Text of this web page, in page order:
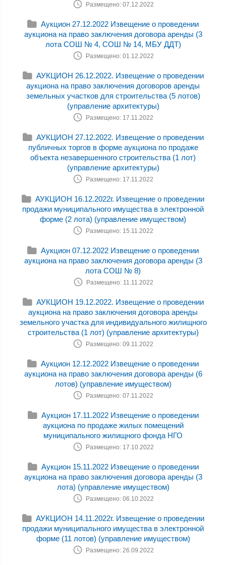
Размещено: 07.12.2022
Аукцион 27.12.2022 Извещение о проведении
аукциона на право заключения договора аренды (3
лота СОШ № 4, СОШ № 14, МБУ ДДТ)
Размещено: 01.12.2022
АУКЦИОН 26.12.2022. Извещение о проведении
аукциона на право заключения договоров аренды
земельных участков для строительства (5 лотов)
(управление архитектуры)
Размещено: 17.11.2022
АУКЦИОН 27.12.2022. Извещение о проведении
публичных торгов в форме аукциона по продаже
объекта незавершенного строительства (1 лот)
(управление архитектуры)
Размещено: 17.11.2022
АУКЦИОН 16.12.2022г. Извещение о проведении
продажи муниципального имущества в электронной
форме (2 лота) (управление имуществом)
Размещено: 15.11.2022
Аукцион 07.12.2022 Извещение о проведении
аукциона на право заключения договора аренды (3
лота СОШ № 8)
Размещено: 11.11.2022
АУКЦИОН 19.12.2022. Извещение о проведении
аукциона на право заключения договора аренды
земельного участка для индивидуального жилищного
строительства (1 лот) (управление архитектуры)
Размещено: 09.11.2022
Аукцион 12.12.2022 Извещение о проведении
аукциона на право заключения договора аренды (6
лотов) (управление имуществом)
Размещено: 07.11.2022
Аукцион 17.11.2022 Извещение о проведении
аукциона по продаже жилых помещений
муниципального жилищного фонда НГО
Размещено: 17.10.2022
Аукцион 15.11.2022 Извещение о проведении
аукциона на право заключения договора аренды (3
лота) (управление имуществом)
Размещено: 06.10.2022
АУКЦИОН 14.11.2022г. Извещение о проведении
продажи муниципального имущества в электронной
форме (11 лотов) (управление имуществом)
Размещено: 26.09.2022